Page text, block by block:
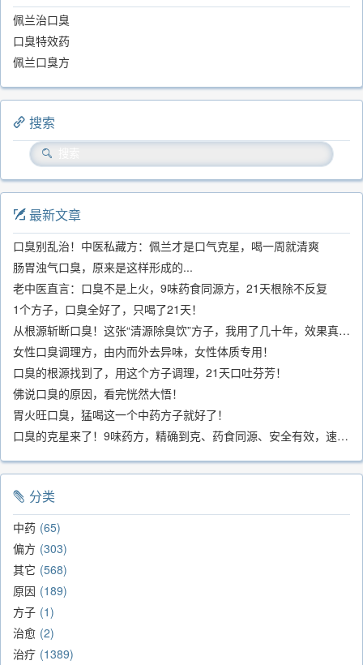
佩兰治口臭
口臭特效药
佩兰口臭方
搜索
最新文章
口臭别乱治！中医私藏方：佩兰才是口气克星，喝一周就清爽
肠胃浊气口臭，原来是这样形成的...
老中医直言：口臭不是上火，9味药食同源方，21天根除不反复
1个方子，口臭全好了，只喝了21天！
从根源斩断口臭！这张“清源除臭饮”方子，我用了几十年，效果真不错
女性口臭调理方，由内而外去异味，女性体质专用！
口臭的根源找到了，用这个方子调理，21天口吐芬芳！
佛说口臭的原因，看完恍然大悟！
胃火旺口臭，猛喝这一个中药方子就好了！
口臭的克星来了！9味药方，精确到克、药食同源、安全有效，速看！
分类
中药 65
偏方 303
其它 568
原因 189
方子 1
治愈 2
治疗 1389